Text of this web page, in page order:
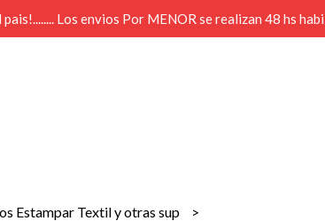
Los envios Por MENOR se realizan 48 hs
Estampar Textil y otras sup